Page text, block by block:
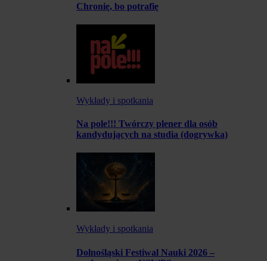
Chronię, bo potrafię
Wykłady i spotkania
Na pole!!! Twórczy plener dla osób
kandydujących na studia (dogrywka)
Wykłady i spotkania
Dolnośląski Festiwal Nauki 2026 –